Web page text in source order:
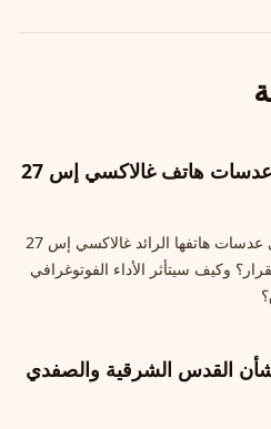
سامسونغ تخطط لتقليص عدسات هاتف غالاكسي إس 27
تقرر شركة سامسونج إزالة إحدى عدسات هاتفها الرائد غالاكسي إس 27
وكيف سيتأثر الأداء الفوتوغرافي
القدس الشرقية والصفدي